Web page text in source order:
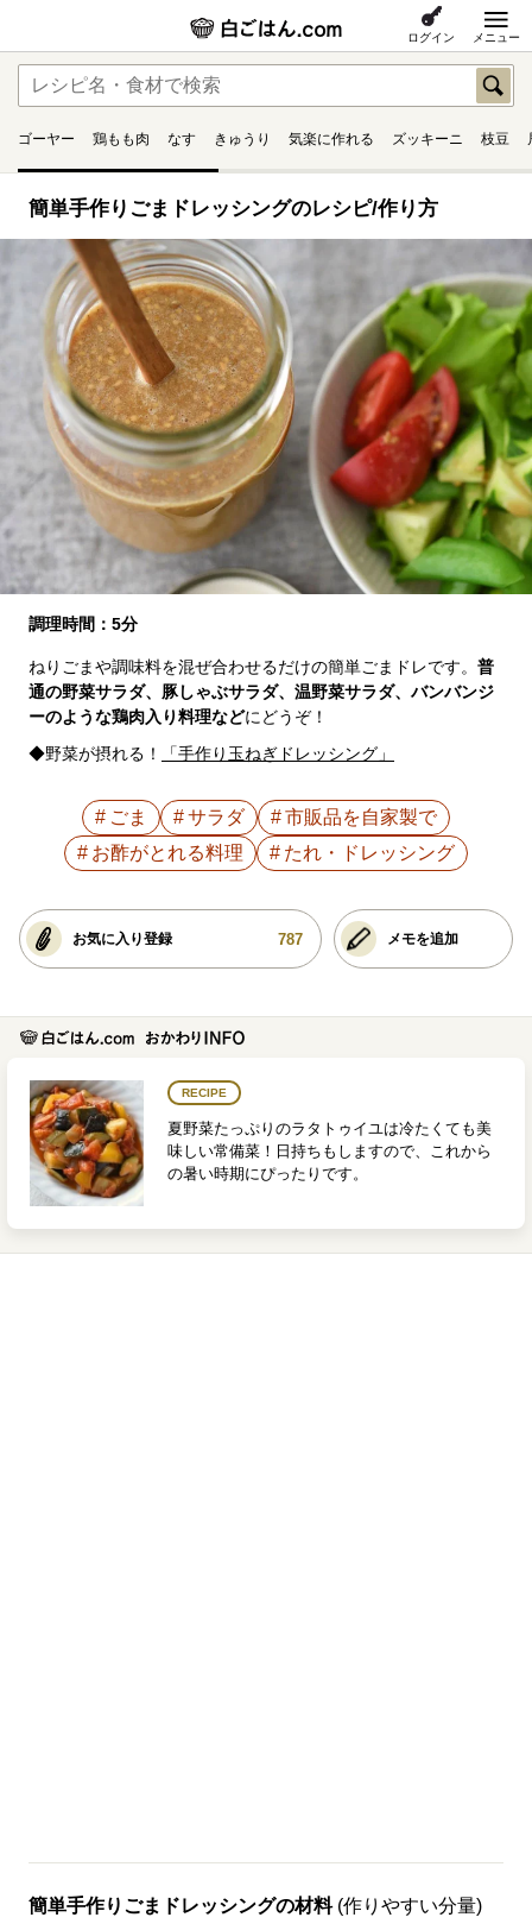
ログイン メニュー
ゴーヤー 鶏もも肉 なす きゅうり 気楽に作れる ズッキーニ 枝豆
簡単手作りごまドレッシングのレシピ/作り方
調理時間：5分
ねりごまや調味料を混ぜ合わせるだけの簡単ごまドレです。 普
通の野菜サラダ、豚しゃぶサラダ、温野菜サラダ、バンバンジ
ーのような鶏肉入り料理などにどうぞ！
◆野菜が摂れる！
「手作り玉ねぎドレッシング」
ごま サラダ
市販品を自家製で
お酢がとれる料理
たれ・ドレッシング
お気に入り登録 787 メモを追加
RECIPE
夏野菜たっぷりのラタトゥイユは冷たくても美
味しい常備菜！日持ちもしますので、これから
の暑い時期にぴったりです。
簡単手作りごまドレッシングの材料 (作りやすい分量)